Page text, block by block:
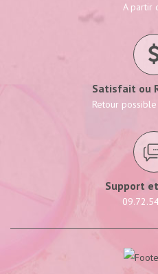
A partir
Satisfait ou
Retour
Support